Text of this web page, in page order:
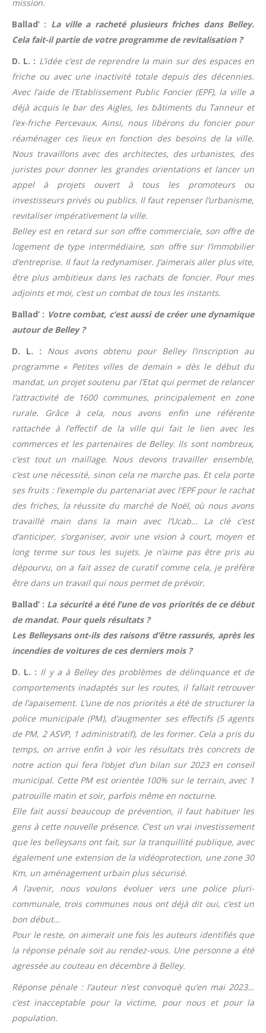
mission.
Ballad’ : La ville a racheté plusieurs friches dans Belley.
Cela fait-il partie de votre programme de revitalisation ?
D. L. : L’idée c’est de reprendre la main sur des espaces en
friche ou avec une inactivité totale depuis des décennies.
Avec l’aide de l’Etablissement Public Foncier (EPF), la ville a
déjà acquis le bar des Aigles, les bâtiments du Tanneur et
l’ex-friche Percevaux. Ainsi, nous libérons du foncier pour
réaménager ces lieux en fonction des besoins de la ville.
Nous travaillons avec des architectes, des urbanistes, des
juristes pour donner les grandes orientations et lancer un
appel à projets ouvert à tous les promoteurs ou
investisseurs privés ou publics. Il faut repenser l’urbanisme,
revitaliser impérativement la ville.
Belley est en retard sur son offre commerciale, son offre de
logement de type intermédiaire, son offre sur l’immobilier
d’entreprise. Il faut la redynamiser. J’aimerais aller plus vite,
être plus ambitieux dans les rachats de foncier. Pour mes
adjoints et moi, c’est un combat de tous les instants.
Ballad’ : Votre combat, c’est aussi de créer une dynamique
autour de Belley ?
D. L. :
Nous avons obtenu pour Belley l’inscription au
programme « Petites villes de demain » dès le début du
mandat, un projet soutenu par l’Etat qui permet de relancer
l’attractivité de 1600 communes, principalement en zone
rurale. Grâce à cela, nous avons enfin une référente
rattachée à l’effectif de la ville qui fait le lien avec les
commerces et les partenaires de Belley. Ils sont nombreux,
c’est tout un maillage. Nous devons travailler ensemble,
c’est une nécessité, sinon cela ne marche pas. Et cela porte
ses fruits : l’exemple du partenariat avec l’EPF pour le rachat
des friches, la réussite du marché de Noël, où nous avons
travaillé main dans la main avec l’Ucab… La clé c’est
d’anticiper, s’organiser, avoir une vision à court, moyen et
long terme sur tous les sujets. Je n’aime pas être pris au
dépourvu, on a fait assez de curatif comme cela, je préfère
être dans un travail qui nous permet de prévoir.
Ballad’ : La sécurité a été l’une de vos priorités de ce début
de mandat. Pour quels résultats ?
Les Belleysans ont-ils des raisons d’être rassurés, après les
incendies de voitures de ces derniers mois ?
D. L. : Il y a à Belley des problèmes de délinquance et de
comportements inadaptés sur les routes, il fallait retrouver
de l’apaisement. L’une de nos priorités a été de structurer la
police municipale (PM), d’augmenter ses effectifs (5 agents
de PM, 2 ASVP, 1 administratif), de les former. Cela a pris du
temps, on arrive enfin à voir les résultats très concrets de
notre action qui fera l’objet d’un bilan sur 2023 en conseil
municipal. Cette PM est orientée 100% sur le terrain, avec 1
patrouille matin et soir, parfois même en nocturne.
Elle fait aussi beaucoup de prévention, il faut habituer les
gens à cette nouvelle présence. C’est un vrai investissement
que les belleysans ont fait, sur la tranquillité publique, avec
également une extension de la vidéoprotection, une zone 30
Km, un aménagement urbain plus sécurisé.
A l’avenir, nous voulons évoluer vers une police pluri-
communale, trois communes nous ont déjà dit oui, c’est un
bon début…
Pour le reste, on aimerait une fois les auteurs identifiés que
la réponse pénale soit au rendez-vous. Une personne a été
agressée au couteau en décembre à Belley.
Réponse pénale : l’auteur n’est convoqué qu’en mai 2023…
c’est inacceptable pour la victime, pour nous et pour la
population.